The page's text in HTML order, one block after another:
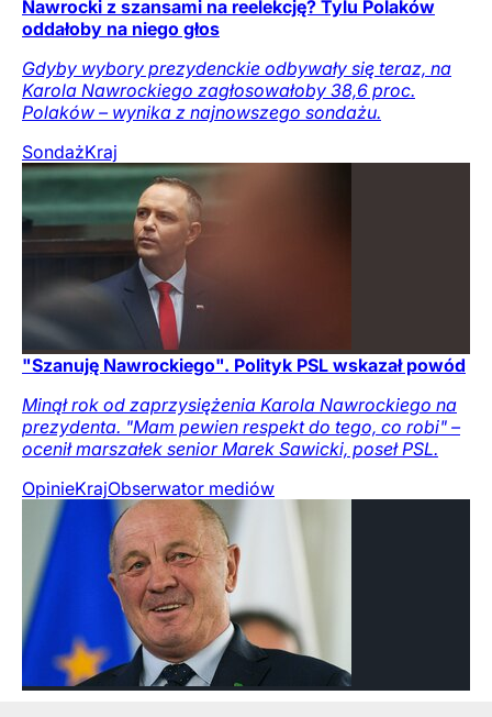
Nawrocki z szansami na reelekcję? Tylu Polaków
oddałoby na niego głos
Gdyby wybory prezydenckie odbywały się teraz, na
Karola Nawrockiego zagłosowałoby 38,6 proc.
Polaków – wynika z najnowszego sondażu.
SondażKraj
"Szanuję Nawrockiego". Polityk PSL wskazał powód
Minął rok od zaprzysiężenia Karola Nawrockiego na
prezydenta. "Mam pewien respekt do tego, co robi" –
ocenił marszałek senior Marek Sawicki, poseł PSL.
OpinieKrajObserwator mediów